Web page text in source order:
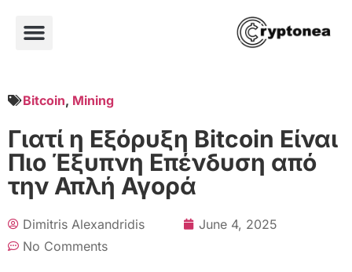
Bitcoin, Mining
Γιατί η Εξόρυξη Bitcoin Είναι
Πιο Έξυπνη Επένδυση από
την Απλή Αγορά
Dimitris Alexandridis
June 4, 2025
No Comments